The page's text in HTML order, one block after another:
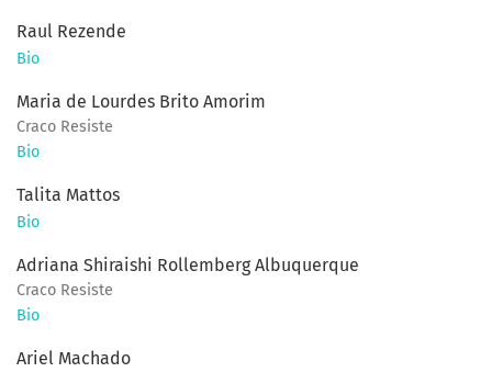
Raul Rezende
Bio
Maria de Lourdes Brito Amorim
Craco Resiste
Bio
Talita Mattos
Bio
Adriana Shiraishi Rollemberg Albuquerque
Craco Resiste
Bio
Ariel Machado